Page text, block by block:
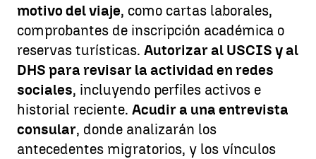
motivo del viaje, como cartas laborales,
comprobantes de inscripción académica o
reservas turísticas. Autorizar al USCIS y al
DHS para revisar la actividad en redes
sociales, incluyendo perfiles activos e
historial reciente. Acudir a una entrevista
consular, donde analizarán los
antecedentes migratorios, y los vínculos